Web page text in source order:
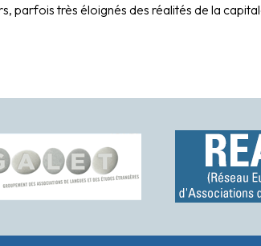
parfois très éloignés des réalités de la